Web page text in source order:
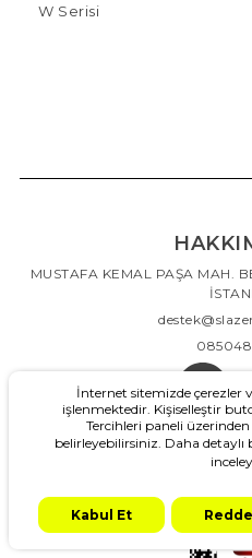
W Serisi
MUSTAFA KEMAL PAŞA MAH.
İnternet sitemizde çerezler
işlenmektedir. Kişiselleştir
Tercihleri paneli
belirleyebilirsiniz. Daha detaylı
Kabul Et